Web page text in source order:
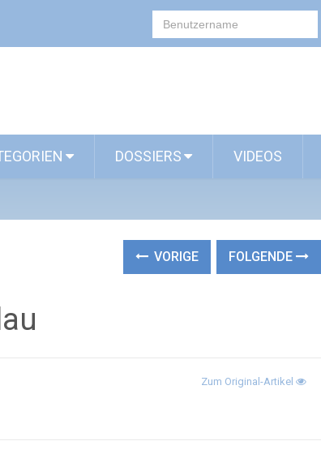
DOSSIERS VIDEOS
VORIGE FOLGENDE
Zum Original-Artikel